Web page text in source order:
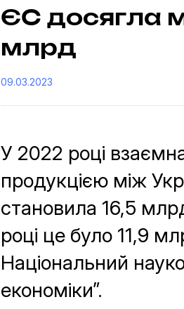
ЄС досягла
млрд
09.03.2023
У 2022 році
продукцією між
становила 16,5
році це було 11,9
Національний
економіки”.